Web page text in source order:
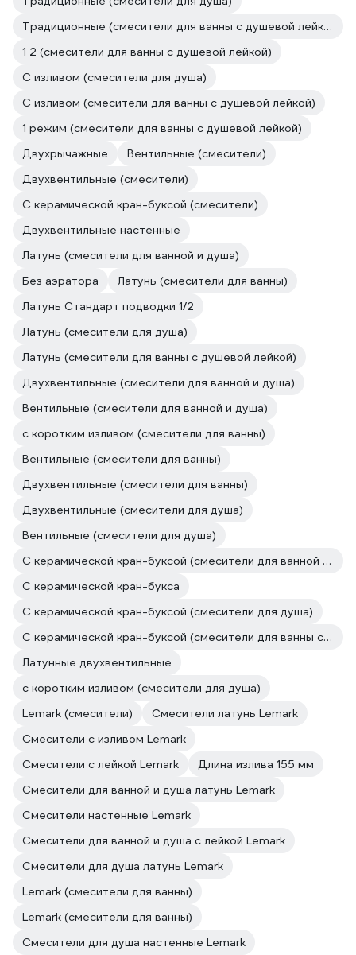
Традиционные (смесители для ванны с душевой лейкой)
1 2 (смесители для ванны с душевой лейкой)
С изливом (смесители для душа)
С изливом (смесители для ванны с душевой лейкой)
1 режим (смесители для ванны с душевой лейкой)
Двухрычажные
Вентильные (смесители)
Двухвентильные (смесители)
С керамической кран-буксой (смесители)
Двухвентильные настенные
Латунь (смесители для ванной и душа)
Без аэратора
Латунь (смесители для ванны)
Латунь Стандарт подводки 1/2
Латунь (смесители для душа)
Латунь (смесители для ванны с душевой лейкой)
Двухвентильные (смесители для ванной и душа)
Вентильные (смесители для ванной и душа)
с коротким изливом (смесители для ванны)
Вентильные (смесители для ванны)
Двухвентильные (смесители для ванны)
Двухвентильные (смесители для душа)
Вентильные (смесители для душа)
С керамической кран-буксой (смесители для ванной и душа)
С керамической кран-букса
С керамической кран-буксой (смесители для душа)
С керамической кран-буксой (смесители для ванны с душевой лейкой)
Латунные двухвентильные
с коротким изливом (смесители для душа)
Lemark (смесители)
Смесители латунь Lemark
Смесители с изливом Lemark
Смесители с лейкой Lemark
Длина излива 155 мм
Смесители для ванной и душа латунь Lemark
Смесители настенные Lemark
Смесители для ванной и душа с лейкой Lemark
Смесители для душа латунь Lemark
Lemark (смесители для ванны)
Lemark (смесители для ванны)
Смесители для душа настенные Lemark